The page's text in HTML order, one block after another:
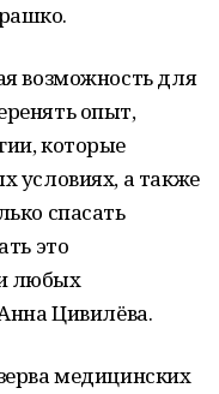
возможность для
опыт,
которые
условиях, а также
спасать
это
любых
Цивилёва.
медицинских